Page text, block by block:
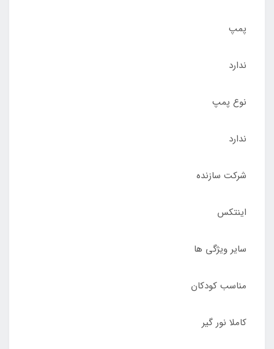
پمپ
ندارد
نوع پمپ
ندارد
شرکت سازنده
اینتکس
سایر ویژگی ها
مناسب کودکان
کاملا نور گیر